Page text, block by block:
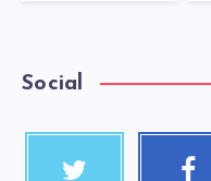
Social